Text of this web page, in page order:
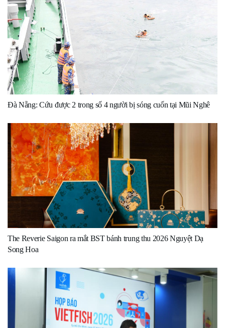
Đà Nẵng: Cứu được 2 trong số 4 người bị sóng cuốn tại Mũi Nghê
The Reverie Saigon ra mắt BST bánh trung thu 2026 Nguyệt Dạ
Song Hoa